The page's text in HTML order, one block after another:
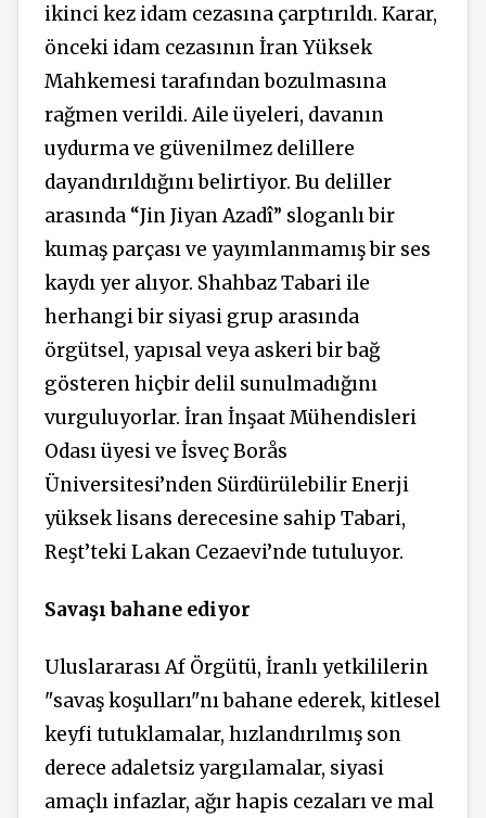
ikinci kez idam cezasına çarptırıldı. Karar,
önceki idam cezasının İran Yüksek
Mahkemesi tarafından bozulmasına
rağmen verildi. Aile üyeleri, davanın
uydurma ve güvenilmez delillere
dayandırıldığını belirtiyor. Bu deliller
arasında “Jin Jiyan Azadî” sloganlı bir
kumaş parçası ve yayımlanmamış bir ses
kaydı yer alıyor. Shahbaz Tabari ile
herhangi bir siyasi grup arasında
örgütsel, yapısal veya askeri bir bağ
gösteren hiçbir delil sunulmadığını
vurguluyorlar. İran İnşaat Mühendisleri
Odası üyesi ve İsveç Borås
Üniversitesi’nden Sürdürülebilir Enerji
yüksek lisans derecesine sahip Tabari,
Reşt’teki Lakan Cezaevi’nde tutuluyor.
Savaşı bahane ediyor
Uluslararası Af Örgütü, İranlı yetkililerin
"savaş koşulları"nı bahane ederek, kitlesel
keyfi tutuklamalar, hızlandırılmış son
derece adaletsiz yargılamalar, siyasi
amaçlı infazlar, ağır hapis cezaları ve mal